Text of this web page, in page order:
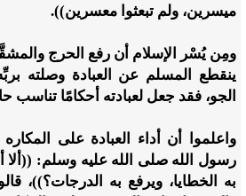
ميسرين، ولم تبعثوا معسرين)).
ومِن يُسْر الإسلام أن رفع الحرج
ينقطع المسلم عن العبادة وصلته
الجو، فقد جعل لعبادته أحكامًا تناسب
واعلموا أن أداء العبادة على
رسول الله صلى الله عليه وسلم: ((ألا
به الخطايا، ويرفع به الدرجات؟))،